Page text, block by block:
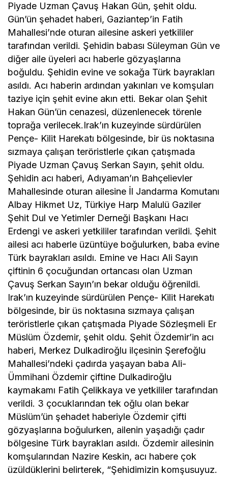
Piyade Uzman Çavuş Hakan Gün, şehit oldu.
Gün’ün şehadet haberi, Gaziantep’in Fatih
Mahallesi’nde oturan ailesine askeri yetkililer
tarafından verildi. Şehidin babası Süleyman Gün ve
diğer aile üyeleri acı haberle gözyaşlarına
boğuldu. Şehidin evine ve sokağa Türk bayrakları
asıldı. Acı haberin ardından yakınları ve komşuları
taziye için şehit evine akın etti. Bekar olan Şehit
Hakan Gün’ün cenazesi, düzenlenecek törenle
toprağa verilecek.Irak’ın kuzeyinde sürdürülen
Pençe- Kilit Harekatı bölgesinde, bir üs noktasına
sızmaya çalışan teröristlerle çıkan çatışmada
Piyade Uzman Çavuş Serkan Sayın, şehit oldu.
Şehidin acı haberi, Adıyaman’ın Bahçelievler
Mahallesinde oturan ailesine İl Jandarma Komutanı
Albay Hikmet Uz, Türkiye Harp Malulü Gaziler
Şehit Dul ve Yetimler Derneği Başkanı Hacı
Erdengi ve askeri yetkililer tarafından verildi. Şehit
ailesi acı haberle üzüntüye boğulurken, baba evine
Türk bayrakları asıldı. Emine ve Hacı Ali Sayın
çiftinin 6 çocuğundan ortancası olan Uzman
Çavuş Serkan Sayın’ın bekar olduğu öğrenildi.
Irak’ın kuzeyinde sürdürülen Pençe- Kilit Harekatı
bölgesinde, bir üs noktasına sızmaya çalışan
teröristlerle çıkan çatışmada Piyade Sözleşmeli Er
Müslüm Özdemir, şehit oldu. Şehit Özdemir’in acı
haberi, Merkez Dulkadiroğlu ilçesinin Şerefoğlu
Mahallesi’ndeki çadırda yaşayan baba Ali-
Ümmihani Özdemir çiftine Dulkadiroğlu
kaymakamı Fatih Çelikkaya ve yetkililer tarafından
verildi. 3 çocuklarından tek oğlu olan bekar
Müslüm’ün şehadet haberiyle Özdemir çifti
gözyaşlarına boğulurken, ailenin yaşadığı çadır
bölgesine Türk bayrakları asıldı. Özdemir ailesinin
komşularından Nazire Keskin, acı habere çok
üzüldüklerini belirterek, “Şehidimizin komşusuyuz.